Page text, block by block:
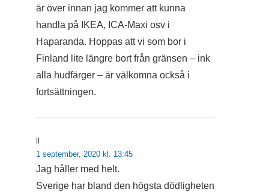
är över innan jag kommer att kunna
handla på IKEA, ICA-Maxi osv i
Haparanda. Hoppas att vi som bor i
Finland lite längre bort från gränsen – ink
alla hudfärger – är välkomna också i
fortsättningen.
1 september, 2020 kl. 13:45
Jag håller med helt.
Sverige har bland den högsta dödligheten